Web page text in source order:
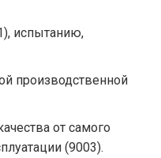
испытанию,
производственной
от самого
(9003).